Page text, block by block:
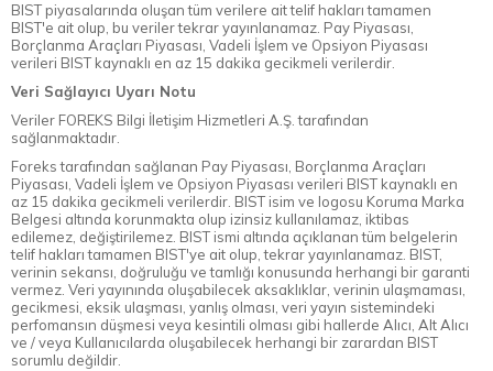
BIST piyasalarında oluşan tüm verilere ait telif hakları tamamen
BIST'e ait olup, bu veriler tekrar yayınlanamaz. Pay Piyasası,
Borçlanma Araçları Piyasası, Vadeli İşlem ve Opsiyon Piyasası
verileri BIST kaynaklı en az 15 dakika gecikmeli verilerdir.
Veri Sağlayıcı Uyarı Notu
Veriler FOREKS Bilgi İletişim Hizmetleri A.Ş. tarafından
sağlanmaktadır.
Foreks tarafından sağlanan Pay Piyasası, Borçlanma Araçları
Piyasası, Vadeli İşlem ve Opsiyon Piyasası verileri BIST kaynaklı en
az 15 dakika gecikmeli verilerdir. BIST isim ve logosu Koruma Marka
Belgesi altında korunmakta olup izinsiz kullanılamaz, iktibas
edilemez, değiştirilemez. BIST ismi altında açıklanan tüm belgelerin
telif hakları tamamen BIST'ye ait olup, tekrar yayınlanamaz. BIST,
verinin sekansı, doğruluğu ve tamlığı konusunda herhangi bir garanti
vermez. Veri yayınında oluşabilecek aksaklıklar, verinin ulaşmaması,
gecikmesi, eksik ulaşması, yanlış olması, veri yayın sistemindeki
perfomansın düşmesi veya kesintili olması gibi hallerde Alıcı, Alt Alıcı
ve / veya Kullanıcılarda oluşabilecek herhangi bir zarardan BIST
sorumlu değildir.